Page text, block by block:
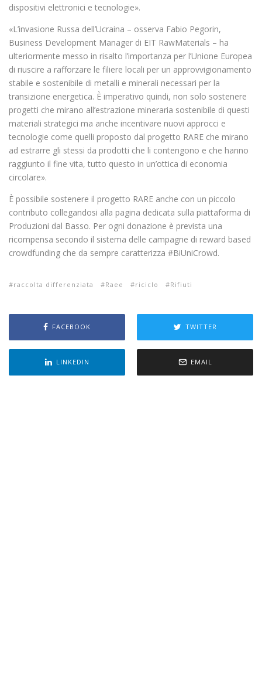
dispositivi elettronici e tecnologie».
«L’invasione Russa dell’Ucraina – osserva Fabio Pegorin,
Business Development Manager di EIT RawMaterials – ha
ulteriormente messo in risalto l’importanza per l’Unione Europea
di riuscire a rafforzare le filiere locali per un approvvigionamento
stabile e sostenibile di metalli e minerali necessari per la
transizione energetica. È imperativo quindi, non solo sostenere
progetti che mirano all’estrazione mineraria sostenibile di questi
materiali strategici ma anche incentivare nuovi approcci e
tecnologie come quelli proposto dal progetto RARE che mirano
ad estrarre gli stessi da prodotti che li contengono e che hanno
raggiunto il fine vita, tutto questo in un’ottica di economia
circolare».
È possibile sostenere il progetto RARE anche con un piccolo
contributo collegandosi alla pagina dedicata sulla piattaforma di
Produzioni dal Basso. Per ogni donazione è prevista una
ricompensa secondo il sistema delle campagne di reward based
crowdfunding che da sempre caratterizza #BiUniCrowd.
raccolta differenziata Raee riciclo Rifiuti
FACEBOOK TWITTER
LINKEDIN EMAIL